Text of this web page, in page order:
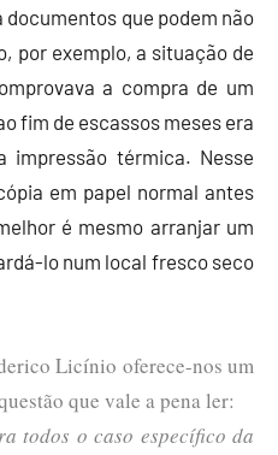
que podem não
por exemplo, a situação de
a compra de um
fim de escassos meses era
impressão térmica. Nesse
em papel normal antes
é mesmo arranjar um
lo num local fresco seco
Licínio oferece-nos um
que vale a pena ler:
todos o caso específico da